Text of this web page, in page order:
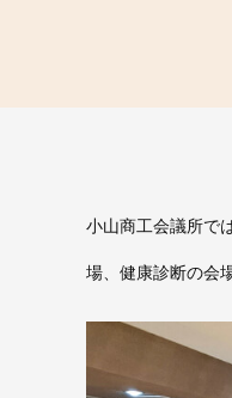
小山商工会議所で
場、健康診断の会